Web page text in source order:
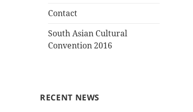
Contact
South Asian Cultural
Convention 2016
RECENT NEWS